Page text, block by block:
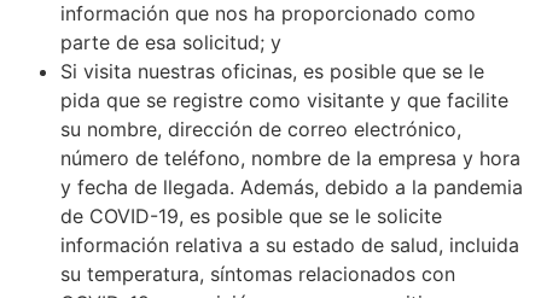
información que nos ha proporcionado como
parte de esa solicitud; y
Si visita nuestras oficinas, es posible que se le
pida que se registre como visitante y que facilite
su nombre, dirección de correo electrónico,
número de teléfono, nombre de la empresa y hora
y fecha de llegada. Además, debido a la pandemia
de COVID-19, es posible que se le solicite
información relativa a su estado de salud, incluida
su temperatura, síntomas relacionados con